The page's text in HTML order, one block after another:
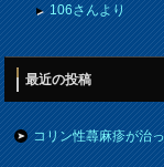
106さんより
最近の投稿
コリン性蕁麻疹が治